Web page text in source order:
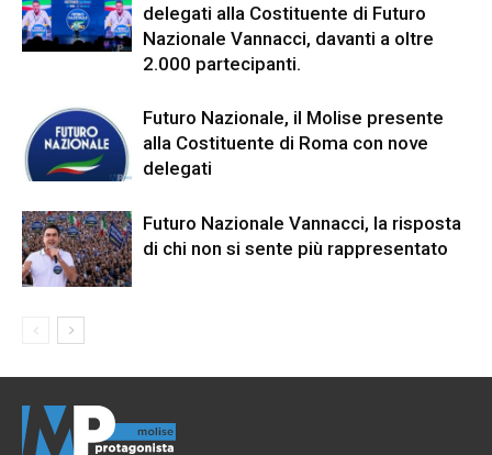
delegati alla Costituente di Futuro
Nazionale Vannacci, davanti a oltre
2.000 partecipanti.
Futuro Nazionale, il Molise presente
alla Costituente di Roma con nove
delegati
Futuro Nazionale Vannacci, la risposta
di chi non si sente più rappresentato